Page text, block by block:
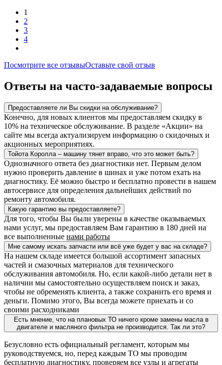
1
2
3
4
Посмотрите все отзывыОставьте свой отзыв
Ответы на часто-задаваемые вопросы
Предоставляете ли Вы скидки на обслуживание?
Конечно, для новых клиентов мы предоставляем скидку в
10% на техническое обслуживание. В разделе «Акции» на
сайте мы всегда актуализируем информацию о скидочных и
акционных мероприятиях.
Тойота Королла – машину тянет вправо, что это может быть?
Однозначного ответа без диагностики нет. Первым делом
нужно проверить давление в шинах и уже потом ехать на
диагностику. Её можно быстро и бесплатно провести в нашем
автосервисе для определения дальнейших действий по
ремонту автомобиля.
Какую гарантию вы предоставляете?
Для того, чтобы Вы были уверены в качестве оказываемых
нами услуг, мы предоставляем Вам гарантию в 180 дней на
все выполненные нами работы
Мне самому искать запчасти или всё уже будет у вас на складе?
На нашем складе имеется большой ассортимент запасных
частей и смазочных материалов для технического
обслуживания автомобиля. Но, если какой-либо детали нет в
наличии мы самостоятельно осуществляем поиск и заказ,
чтобы не обременять клиента, а также сохранить его время и
деньги. Помимо этого, Вы всегда можете приехать и со
своими расходниками
Есть мнение, что на плановых ТО ничего кроме замены масла в
двигателе и масляного фильтра не производится. Так ли это?
Безусловно есть официальный регламент, которым мы
руководствуемся, но, перед каждым ТО мы проводим
бесплатную диагностику, проверяем все узлы и агрегаты